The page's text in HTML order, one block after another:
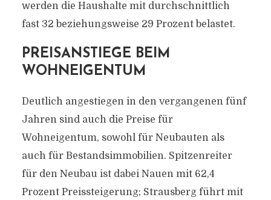
werden die Haushalte mit durchschnittlich
fast 32 beziehungsweise 29 Prozent belastet.
PREISANSTIEGE BEIM
WOHNEIGENTUM
Deutlich angestiegen in den vergangenen fünf
Jahren sind auch die Preise für
Wohneigentum, sowohl für Neubauten als
auch für Bestandsimmobilien. Spitzenreiter
für den Neubau ist dabei Nauen mit 62,4
Prozent Preissteigerung; Strausberg führt mit